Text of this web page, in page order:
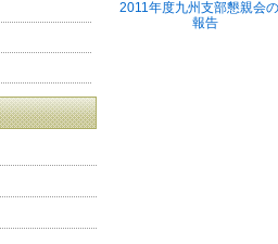
2011年度九州支部懇親会
報告